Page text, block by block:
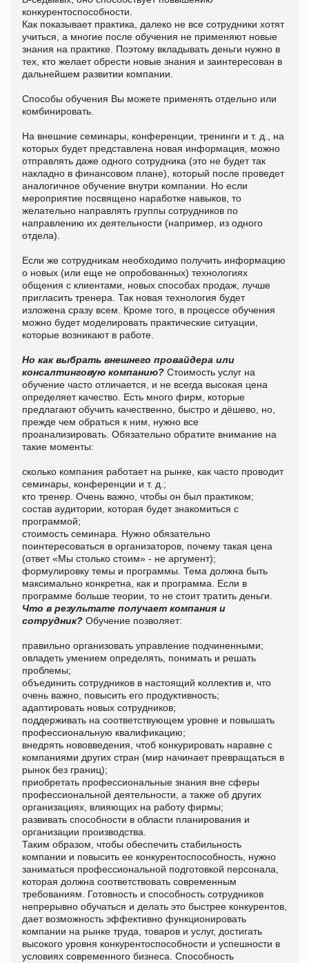
конкурентоспособности.
Как показывает практика, далеко не все сотрудники хотят
учиться, а многие после обучения не применяют новые
знания на практике. Поэтому вкладывать деньги нужно в
тех, кто желает обрести новые знания и заинтересован в
дальнейшем развитии компании.
Способы обучения Вы можете применять отдельно или
комбинировать.
На внешние семинары, конференции, тренинги и т. д., на
которых будет представлена новая информация, можно
отправлять даже одного сотрудника (это не будет так
накладно в финансовом плане), который после проведет
аналогичное обучение внутри компании. Но если
мероприятие посвящено наработке навыков, то
желательно направлять группы сотрудников по
направлению их деятельности (например, из одного
отдела).
Если же сотрудникам необходимо получить информацию
о новых (или еще не опробованных) технологиях
общения с клиентами, новых способах продаж, лучше
пригласить тренера. Так новая технология будет
изложена сразу всем. Кроме того, в процессе обучения
можно будет моделировать практические ситуации,
которые возникают в работе.
Но как выбрать внешнего провайдера или
консалтинговую компанию? Стоимость услуг на
обучение часто отличается, и не всегда высокая цена
определяет качество. Есть много фирм, которые
предлагают обучить качественно, быстро и дёшево, но,
прежде чем обраться к ним, нужно все
проанализировать. Обязательно обратите внимание на
такие моменты:
сколько компания работает на рынке, как часто проводит
семинары, конференции и т. д.;
кто тренер. Очень важно, чтобы он был практиком;
состав аудитории, которая будет знакомиться с
программой;
стоимость семинара. Нужно обязательно
поинтересоваться в организаторов, почему такая цена
(ответ «Мы столько стоим» - не аргумент);
формулировку темы и программы. Тема должна быть
максимально конкретна, как и программа. Если в
программе больше теории, то не стоит тратить деньги.
Что в результате получает компания и
сотрудник? Обучение позволяет:
правильно организовать управление подчиненными;
овладеть умением определять, понимать и решать
проблемы;
объединить сотрудников в настоящий коллектив и, что
очень важно, повысить его продуктивность;
адаптировать новых сотрудников;
поддерживать на соответствующем уровне и повышать
профессиональную квалификацию;
внедрять нововведения, чтоб конкурировать наравне с
компаниями других стран (мир начинает превращаться в
рынок без границ);
приобретать профессиональные знания вне сферы
профессиональной деятельности, а также об других
организациях, влияющих на работу фирмы;
развивать способности в области планирования и
организации производства.
Таким образом, чтобы обеспечить стабильность
компании и повысить ее конкурентоспособность, нужно
заниматься профессиональной подготовкой персонала,
которая должна соответствовать современным
требованиям. Готовность и способность сотрудников
непрерывно обучаться и делать это быстрее конкурентов,
дает возможность эффективно функционировать
компании на рынке труда, товаров и услуг, достигать
высокого уровня конкурентоспособности и успешности в
условиях современного бизнеса. Способность